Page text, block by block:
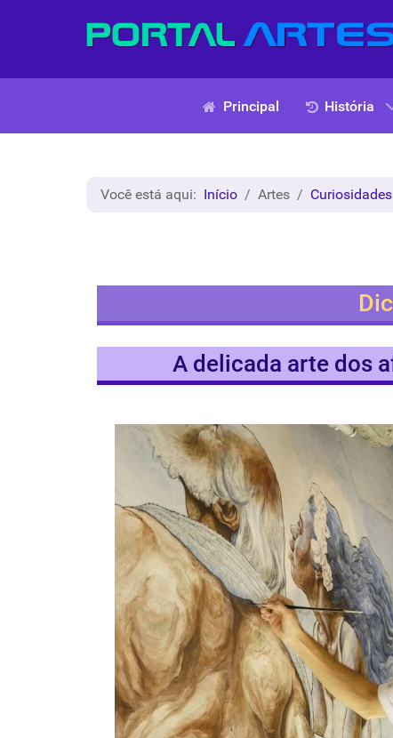
Principal História
Você está aqui: Início Artes Curiosidades
A delicada arte dos